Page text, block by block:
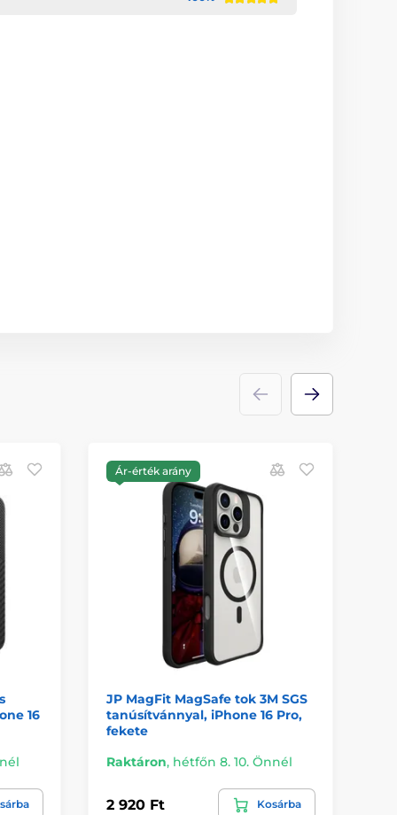
16
Ár-érték arány
JP MagFit MagSafe tok 3M SGS
tanúsítvánnyal, iPhone 16 Pro,
fekete
Raktáron, hétfőn 8. 10. Önnél
2 920 Ft Kosárba